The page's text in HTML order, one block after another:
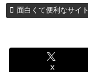
面白くて便利なサイト
X